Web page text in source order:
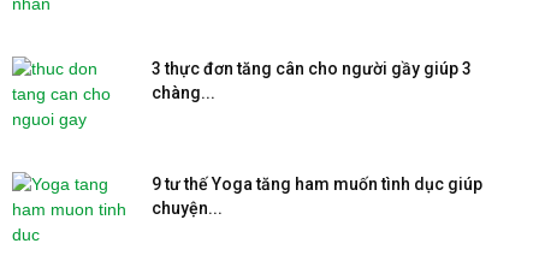
3 thực đơn tăng cân cho người gầy giúp 3
chàng...
9 tư thế Yoga tăng ham muốn tình dục giúp
chuyện...